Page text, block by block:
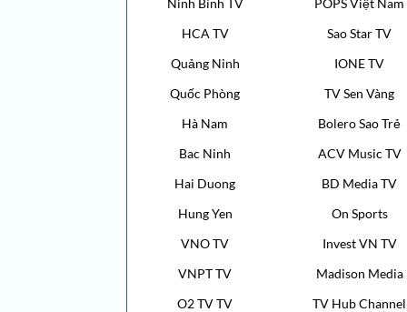
Ninh Bình TV
POPS Việt Nam
HCA TV
Sao Star TV
Quảng Ninh
IONE TV
Quốc Phòng
TV Sen Vàng
Hà Nam
Bolero Sao Trẻ
Bac Ninh
ACV Music TV
Hai Duong
BD Media TV
Hung Yen
On Sports
VNO TV
Invest VN TV
VNPT TV
Madison Media
O2 TV TV
TV Hub Channel